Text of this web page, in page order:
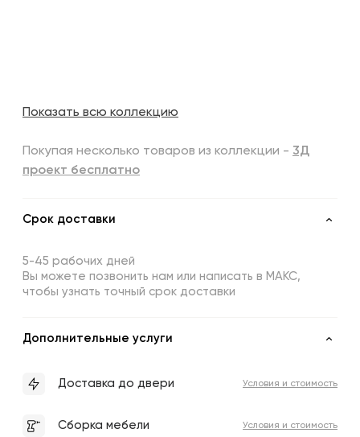
Показать всю коллекцию
Покупая несколько товаров из коллекции - 3Д
проект бесплатно
Срок доставки
5-45 рабочих дней
Вы можете позвонить нам или написать в МАКС,
чтобы узнать точный срок доставки
Дополнительные услуги
Доставка до двери Условия и стоимость
Сборка мебели Условия и стоимость